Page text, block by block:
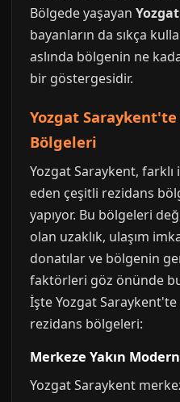
Bölgede yaşayan
bayanların da sıkça
aslında bölgenin ne
bir göstergesidir.
Yozgat Saraykent'te
Bölgeleri
Yozgat Saraykent,
eden çeşitli rezidans
yapıyor. Bu bölgeleri
olan uzaklık, ulaşım
donatılar ve bölgenin
faktörleri göz önünde
İşte Yozgat Saraykent'te
rezidans bölgeleri:
Merkeze Yakın
Yozgat Saraykent